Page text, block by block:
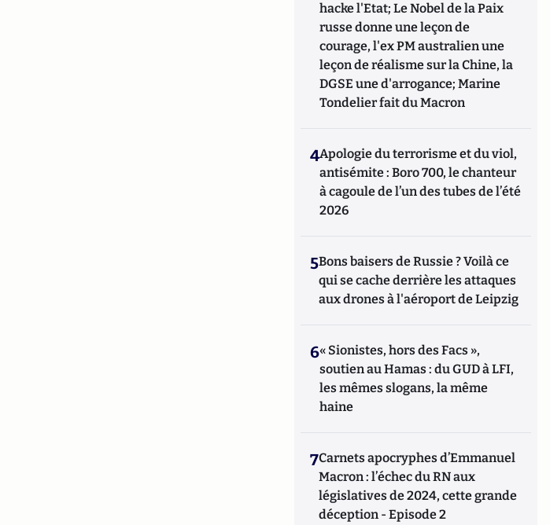
hacke l'Etat; Le Nobel de la Paix
russe donne une leçon de
courage, l'ex PM australien une
leçon de réalisme sur la Chine, la
DGSE une d'arrogance; Marine
Tondelier fait du Macron
4Apologie du terrorisme et du viol,
antisémite : Boro 700, le chanteur
à cagoule de l’un des tubes de l’été
2026
5Bons baisers de Russie ? Voilà ce
qui se cache derrière les attaques
aux drones à l'aéroport de Leipzig
6« Sionistes, hors des Facs »,
soutien au Hamas : du GUD à LFI,
les mêmes slogans, la même
haine
7Carnets apocryphes d’Emmanuel
Macron : l’échec du RN aux
législatives de 2024, cette grande
déception - Episode 2